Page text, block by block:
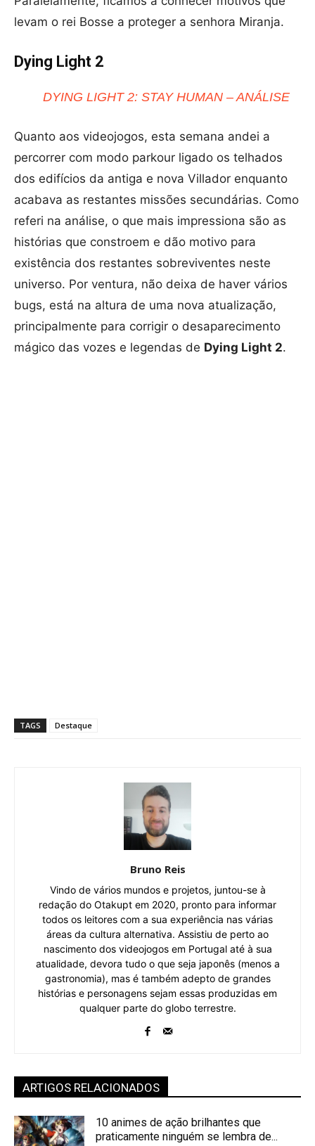
levam o rei Bosse a proteger a senhora Miranja.
Dying Light 2
DYING LIGHT 2: STAY HUMAN – ANÁLISE
Quanto aos videojogos, esta semana andei a
percorrer com modo parkour ligado os telhados
dos edifícios da antiga e nova Villador enquanto
acabava as restantes missões secundárias. Como
referi na análise, o que mais impressiona são as
histórias que constroem e dão motivo para
existência dos restantes sobreviventes neste
universo. Por ventura, não deixa de haver vários
bugs, está na altura de uma nova atualização,
principalmente para corrigir o desaparecimento
mágico das vozes e legendas de Dying Light 2.
TAGS Destaque
Bruno Reis
Vindo de vários mundos e projetos, juntou-se à
redação do Otakupt em 2020, pronto para informar
todos os leitores com a sua experiência nas várias
áreas da cultura alternativa. Assistiu de perto ao
nascimento dos videojogos em Portugal até à sua
atualidade, devora tudo o que seja japonês (menos a
gastronomia), mas é também adepto de grandes
histórias e personagens sejam essas produzidas em
qualquer parte do globo terrestre.
ARTIGOS RELACIONADOS
10 animes de ação brilhantes que
praticamente ninguém se lembra de...